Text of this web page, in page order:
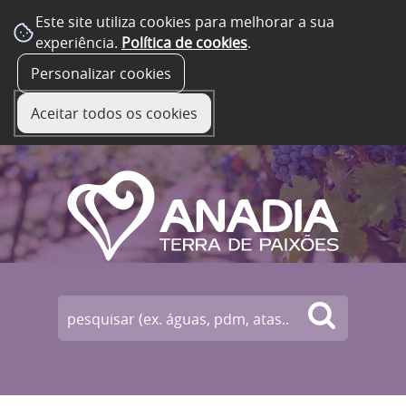
Este site utiliza cookies para melhorar a sua
experiência. Política de cookies.
Personalizar cookies
Aceitar todos os cookies